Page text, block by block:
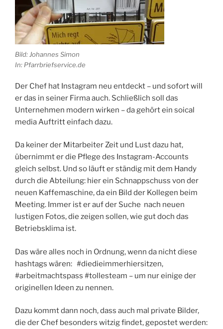
Bild: Johannes Simon
In: Pfarrbriefservice.de
Der Chef hat Instagram neu entdeckt – und sofort will
er das in seiner Firma auch. Schließlich soll das
Unternehmen modern wirken – da gehört ein soical
media Auftritt einfach dazu.
Da keiner der Mitarbeiter Zeit und Lust dazu hat,
übernimmt er die Pflege des Instagram-Accounts
gleich selbst. Und so läuft er ständig mit dem Handy
durch die Abteilung: hier ein Schnappschuss von der
neuen Kaffemaschine, da ein Bild der Kollegen beim
Meeting. Immer ist er auf der Suche nach neuen
lustigen Fotos, die zeigen sollen, wie gut doch das
Betriebsklima ist.
Das wäre alles noch in Ordnung, wenn da nicht diese
hashtags wären: #diedieimmerhiersitzen,
#arbeitmachtspass #tollesteam – um nur einige der
originellen Ideen zu nennen.
Dazu kommt dann noch, dass auch mal private Bilder,
die der Chef besonders witzig findet, gepostet werden: